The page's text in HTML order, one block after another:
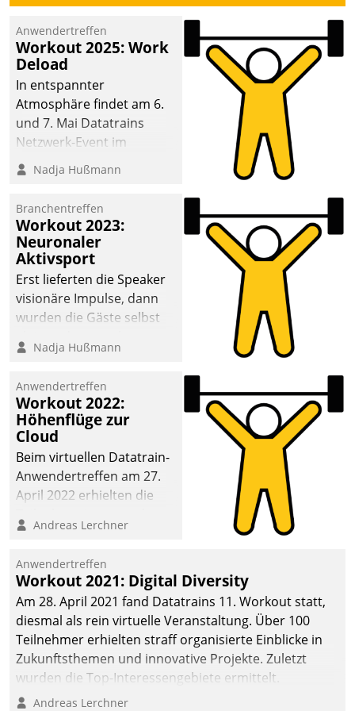
Anwendertreffen
Workout 2025: Work
Deload
In entspannter
Atmosphäre findet am 6.
und 7. Mai Datatrains
Netzwerk-Event im
Kunden- und Partnerkreis
statt. Zentrale Frage: Wie
Mammutprojekte
meistern und Workloads
wuppen – bei zunehmend
anspruchsvollen
Aufgaben und
abnehmendem
Nadja Hußmann
Branchentreffen
Workout 2023:
Neuronaler
Aktivsport
Erst lieferten die Speaker
visionäre Impulse, dann
wurden die Gäste selbst
methodisch
Quartier. Dazwischen
zeigte Datatrain, was es
Neues zu bieten hat.
Nadja Hußmann
Anwendertreffen
Workout 2022:
Höhenflüge zur
Cloud
Beim virtuellen Datatrain-
Anwendertreffen am 27.
April 2022 erhielten die
Teilnehmer kurzweilige
Cloud-Strategien und -
Lösungen mit hohem
Zukunftspotenzial.
Andreas Lerchner
Anwendertreffen
Workout 2021: Digital Diversity
Am 28. April 2021 fand Datatrains 11. Workout statt,
diesmal als rein virtuelle Veranstaltung. Über 100
Teilnehmer erhielten straff organisierte Einblicke in
Zukunftsthemen und innovative Projekte. Zuletzt
wurden die Top-Interessengebiete ermittelt.
Andreas Lerchner